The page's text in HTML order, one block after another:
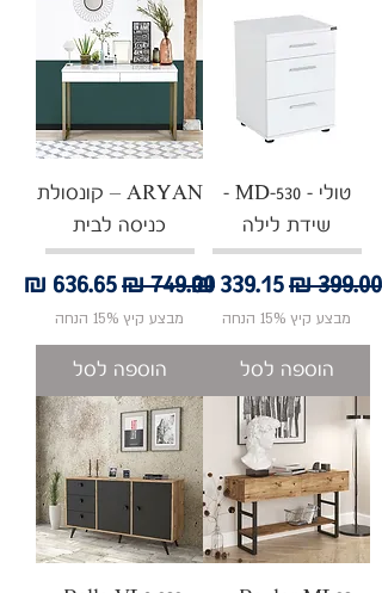
טולי - MD-530 -
שידת לילה
מחיר רגילמחיר מבצע
מבצע קיץ 15% הנחה
הוספה לסל
ARYAN – קונסולת
כניסה לבית
מחיר רגילמחיר
מבצע קיץ 15% הנחה
הוספה לסל